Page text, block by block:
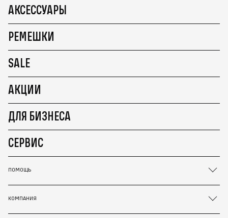
АКСЕССУАРЫ
РЕМЕШКИ
SALE
АКЦИИ
ДЛЯ БИЗНЕСА
СЕРВИС
ПОМОЩЬ
КОМПАНИЯ